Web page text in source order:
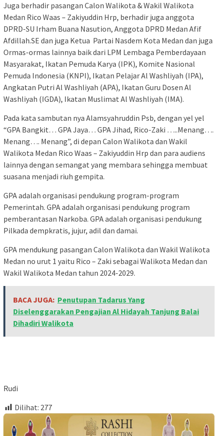
Juga berhadir pasangan Calon Walikota & Wakil Walikota
Medan Rico Waas – Zakiyuddin Hrp, berhadir juga anggota
DPRD-SU Irham Buana Nasution, Anggota DPRD Medan Afif
Afdillah.SE dan juga Ketua Partai Nasdem Kota Medan dan juga
Ormas-ormas lainnya baik dari LPM Lembaga Pemberdayaan
Masyarakat, Ikatan Pemuda Karya (IPK), Komite Nasional
Pemuda Indonesia (KNPI), Ikatan Pelajar Al Washliyah (IPA),
Angkatan Putri Al Washliyah (APA), Ikatan Guru Dosen Al
Washliyah (IGDA), Ikatan Muslimat Al Washliyah (IMA).
Pada kata sambutan nya Alamsyahruddin Psb, dengan yel yel
“GPA Bangkit… GPA Jaya… GPA Jihad, Rico-Zaki …..Menang….
Menang…. Menang”, di depan Calon Walikota dan Wakil
Walikota Medan Rico Waas – Zakiyuddin Hrp dan para audiens
lainnya dengan semangat yang membara sehingga membuat
suasana menjadi riuh gempita.
GPA adalah organisasi pendukung program-program
Pemerintah. GPA adalah organisasi pendukung program
pemberantasan Narkoba. GPA adalah organisasi pendukung
Pilkada dempkratis, jujur, adil dan damai.
GPA mendukung pasangan Calon Walikota dan Wakil Walikota
Medan no urut 1 yaitu Rico – Zaki sebagai Walikota Medan dan
Wakil Walikota Medan tahun 2024-2029.
BACA JUGA: Penutupan Tadarus Yang
Diselenggarakan Pengajian Al Hidayah Tanjung Balai
Dihadiri Walikota
Rudi
Dilihat: 277